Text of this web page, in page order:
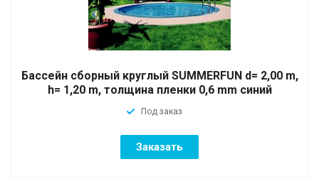
Бассейн сборный круглый SUMMERFUN d= 2,00 m,
h= 1,20 m, толщина пленки 0,6 mm синий
Под заказ
Заказать